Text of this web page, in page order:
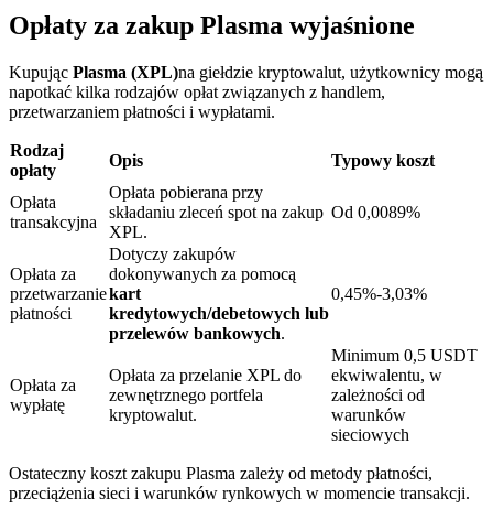
Ekskluzywne inwestycje dla posiadaczy BTR
Pożyczki
Usługa pożyczek wspieranych kryptowalutami
Opłaty za zakup Plasma wyjaśnione
Kupując Plasma (XPL)na giełdzie kryptowalut, użytkownicy mogą
napotkać kilka rodzajów opłat związanych z handlem,
przetwarzaniem płatności i wypłatami.
Rodzaj
opłaty
Opis Typowy koszt
Opłata
transakcyjna
Opłata pobierana przy
składaniu zleceń spot na zakup
XPL.
Od 0,0089%
Opłata za
przetwarzanie
płatności
Dotyczy zakupów
dokonywanych za pomocą
kart
kredytowych/debetowych lub
przelewów bankowych.
0,45%-3,03%
Opłata za
wypłatę
Opłata za przelanie XPL do
zewnętrznego portfela
kryptowalut.
Minimum 0,5 USDT
ekwiwalentu, w
zależności od
warunków
sieciowych
Ostateczny koszt zakupu Plasma zależy od metody płatności,
przeciążenia sieci i warunków rynkowych w momencie transakcji.